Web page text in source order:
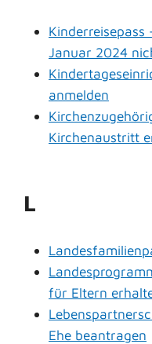
Januar 2024
anmelden
Kirchenaustritt
L
für Eltern
Ehe beantragen